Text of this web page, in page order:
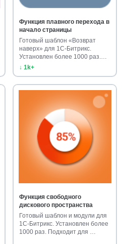
Функция плавного перехода в
начало страницы
Готовый шаблон «Возврат
наверх» для 1С-Битрикс.
Установлен более 1000 раз.
Улучш…
↓ 1k+
Функция свободного
дискового пространства
Готовый шаблон и модули для
1С-Битрикс. Установлен более
1000 раз. Подходит для …